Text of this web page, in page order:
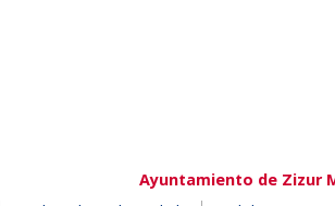
Ayuntamiento de Zizur